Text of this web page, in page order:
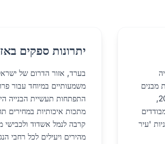
מבנים
חסכוניים באנרגיה, עמידים בפני שמש קופחת ורוחות חזקות. בשנת 2026,
על ידי תוכניות 'עיר
יתרונות ספקים
בערד, אזור הדרום של
משמעותיים במיוחד עבור
התפתחות תעשיית הבנייה
מתכות איכותיות במחירים
מהירים ויעילים לכל רחבי